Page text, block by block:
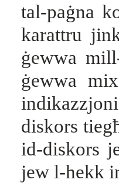
tal-paġna
karattru
ġewwa
ġewwa
diskors
id-diskors
jew l-hekk